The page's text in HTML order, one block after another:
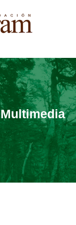
Multimedia